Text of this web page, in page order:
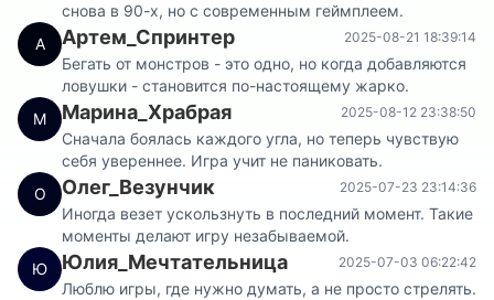
снова в 90-х, но с современным геймплеем.
А
Артем_Спринтер 2025-08-21 18:39:14
Бегать от монстров - это одно, но когда добавляются
ловушки - становится по-настоящему жарко.
М
Марина_Храбрая 2025-08-12 23:38:50
Сначала боялась каждого угла, но теперь чувствую
себя увереннее. Игра учит не паниковать.
О
Олег_Везунчик 2025-07-23 23:14:36
Иногда везет ускользнуть в последний момент. Такие
моменты делают игру незабываемой.
Ю
Юлия_Мечтательница 2025-07-03 06:22:42
Люблю игры, где нужно думать, а не просто стрелять.